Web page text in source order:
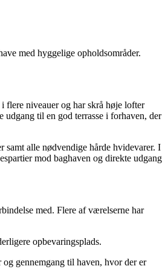
med hyggelige opholdsområder.
flere niveauer og har skrå høje lofter
til en god terrasse i forhaven, der
alle nødvendige hårde hvidevarer. I
mod baghaven og direkte udgang
med. Flere af værelserne har
opbevaringsplads.
gennemgang til haven, hvor der er